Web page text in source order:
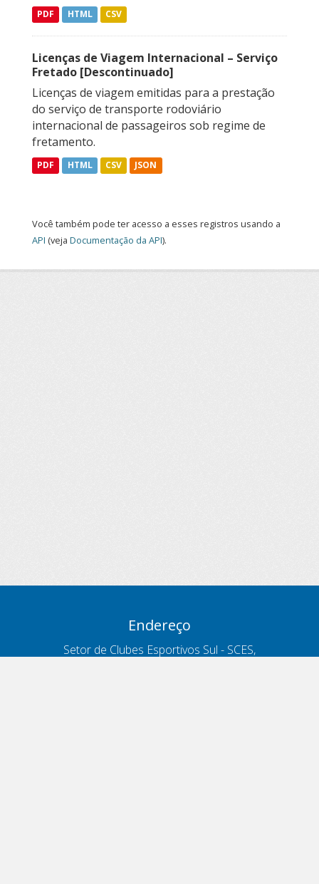
PDF HTML CSV
Licenças de Viagem Internacional – Serviço
Fretado [Descontinuado]
Licenças de viagem emitidas para a prestação
do serviço de transporte rodoviário
internacional de passageiros sob regime de
fretamento.
PDF HTML CSV JSON
Você também pode ter acesso a esses registros usando a
API (veja Documentação da API).
Endereço
Setor de Clubes Esportivos Sul - SCES,